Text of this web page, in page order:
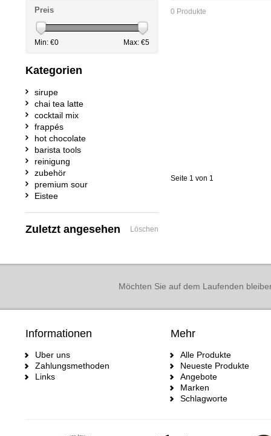
0 Produkte
Seite 1 von 1
Preis
Min: €0 Max: €5
Kategorien
sirupe
chai tea latte
cocktail mix
frappés
hot chocolate
barista tools
reinigung
zubehör
premium sour
Eistee
Zuletzt angesehen Löschen
Möchten Sie auf dem Laufenden
Informationen
Uber uns
Zahlungsmethoden
Links
Mehr
Alle Produkte
Neueste Produkte
Angebote
Marken
Schlagworte